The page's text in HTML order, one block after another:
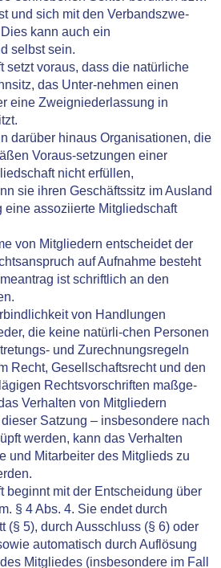
und sich mit den Verbandszwe-
kann auch ein
selbst sein.
setzt voraus, dass die natürliche
das Unter-nehmen einen
eine Zweigniederlassung in
darüber hinaus Organisationen, die
Voraus-setzungen einer
nicht erfüllen,
sie ihren Geschäftssitz im Ausland
eine assoziierte Mitgliedschaft
von Mitgliedern entscheidet der
auf Aufnahme besteht
ist schriftlich an den
von Handlungen
die keine natürli-chen Personen
und Zurechnungsregeln
Recht, Gesellschaftsrecht und den
Rechtsvorschriften maßge-
Verhalten von Mitgliedern
Satzung – insbesondere nach
werden, kann das Verhalten
und Mitarbeiter des Mitglieds zu
beginnt mit der Entscheidung über
§ 4 Abs. 4. Sie endet durch
(§ 5), durch Ausschluss (§ 6) oder
automatisch durch Auflösung
Mitgliedes (insbesondere im Fall